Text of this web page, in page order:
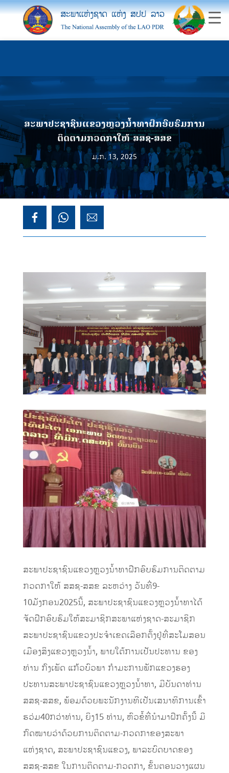
ສະພາປະຊາຊົນແຂວງຫຼວງນໍ້າທາຝຶກອົບຮົມການ
ຕິດຕາມກວດກາໃຫ້ ສສຊ-ສສຂ
ມ.ກ. 13, 2025
ສະພາປະຊາຊົນແຂວງຫຼວງນໍ້າທາຝືກອົບຮົມການຕິດຕາມ
ກວດກາໃຫ້ ສສຊ-ສສຂ ລະຫວ່າງ ວັນທີ່9-
10ມັງກອນ2025ນີ້, ສະພາປະຊາຊົນແຂວງຫຼວງນໍ້າທາໄດ້
ຈັດຝືກອົບຮົມໃຫ້ສະມາຊິກສະພາແຫ່ງຊາດ-ສະມາຊິກ
ສະພາປະຊາຊົນແຂວງປະຈໍາເຂດເລືອກຕັ້ງຢູ່ທີ່ສະໂມສອນ
ເມືອງສິງແຂວງຫຼວງນໍ້າ, ພາຍໃຕ້ການເປັນປະທານ ຂອງ
ທ່ານ ກົງເພັດ ແກ້ວບົວພາ ກໍາມະການພັກແຂວງຮອງ
ປະທານສະພາປະຊາຊົນແຂວງຫຼວງນໍ້າທາ, ມີບັນດາທ່ານ
ສສຊ-ສສຂ, ພ້ອມດ້ວຍພະນັກງານທີເປັນເສນາທິການເຂົ້າ
ຮວ່ມ40ກວ່າທ່ານ, ຍິງ15 ທ່ານ, ຫົວຂໍ້ທີ່ນໍາມາຝຶກຄັ້ງນີ້ ມີ
ກົດໝາຍວ່າດ້ວຍການຕິດຕາມ-ກວດກາຂອງສະພາ
ແຫ່ງຊາດ, ສະພາປະຊາຊົນແຂວງ, ພາລະບົດບາດຂອງ
ສສຊ-ສສຂ ໃນການຕິດຕາມ-ກວດກາ, ຂັ້ນຕອນວາງແຜນ